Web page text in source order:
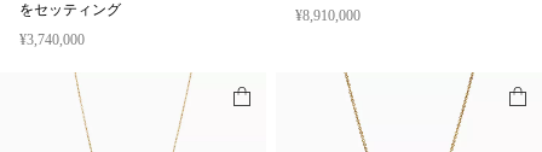
をセッティング
¥3,740,000
¥8,910,000